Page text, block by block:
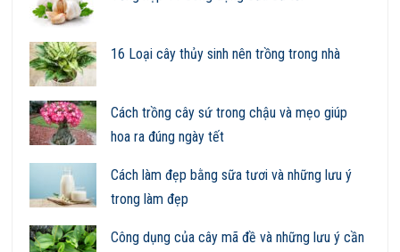
16 Loại cây thủy sinh nên trồng trong nhà
Cách trồng cây sứ trong chậu và mẹo giúp
hoa ra đúng ngày tết
Cách làm đẹp bằng sữa tươi và những lưu ý
trong làm đẹp
Công dụng của cây mã đề và những lưu ý cần